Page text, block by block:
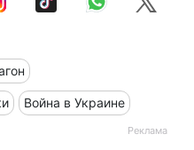
Война в Украине